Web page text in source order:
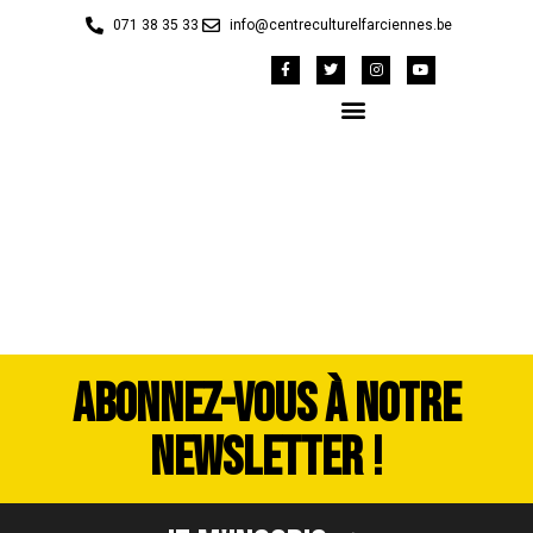
071 38 35 33 info@centreculturelfarciennes.be
ABONNEZ-VOUS À NOTRE
NEWSLETTER !